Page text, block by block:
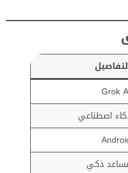
Grok
اصطناعي
ذكي